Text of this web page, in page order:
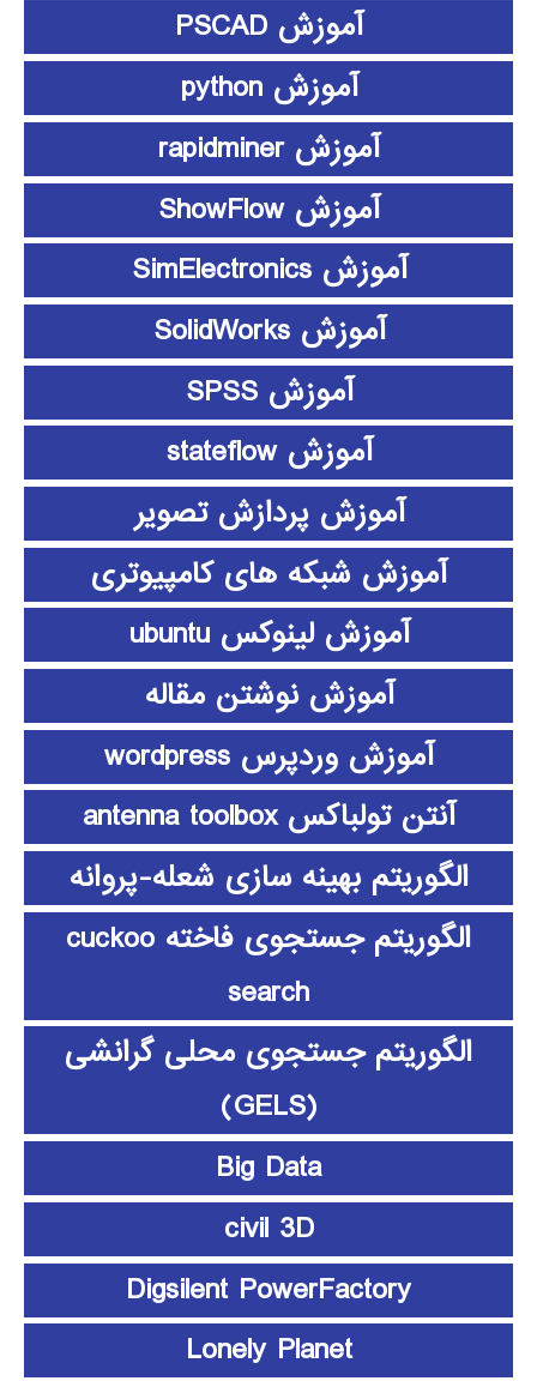
آموزش PSCAD
آموزش python
آموزش rapidminer
آموزش ShowFlow
آموزش SimElectronics
آموزش SolidWorks
آموزش SPSS
آموزش stateflow
آموزش پردازش تصویر
آموزش شبکه های کامپیوتری
آموزش لینوکس ubuntu
آموزش نوشتن مقاله
آموزش وردپرس wordpress
آنتن تولباکس antenna toolbox
الگوریتم بهینه سازی شعله-پروانه
الگوریتم جستجوی فاخته cuckoo
search
الگوریتم جستجوی محلی گرانشی
(GELS)
Big Data
civil 3D
Digsilent PowerFactory
Lonely Planet